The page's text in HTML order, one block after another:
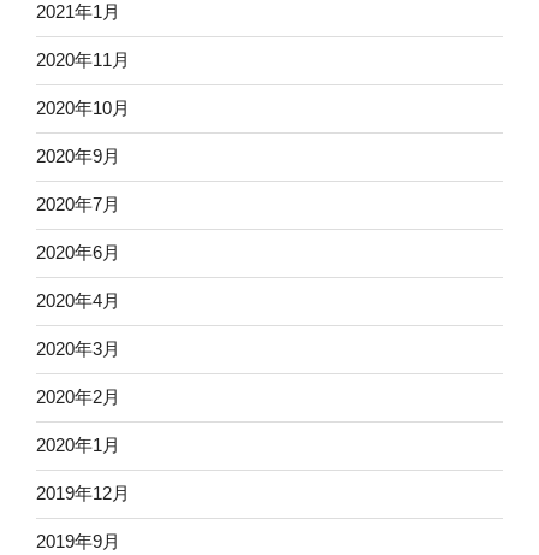
2021年1月
2020年11月
2020年10月
2020年9月
2020年7月
2020年6月
2020年4月
2020年3月
2020年2月
2020年1月
2019年12月
2019年9月